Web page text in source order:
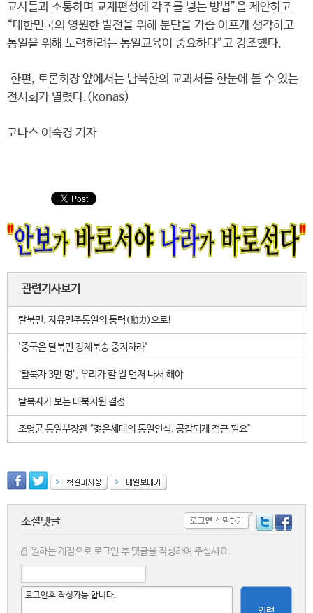
교사들과 소통하며 교재편성에 각주를 넣는 방법”을 제안하고
“대한민국의 영원한 발전을 위해 분단을 가슴 아프게 생각하고
통일을 위해 노력하려는 통일교육이 중요하다”고 강조했다.
한편, 토론회장 앞에서는 남북한의 교과서를 한눈에 볼 수 있는
전시회가 열렸다.(konas)
코나스 이숙경 기자
관련기사보기
탈북민, 자유민주통일의 동력(動力)으로!
'중국은 탈북민 강제북송 중지하라'
‘탈북자 3만 명’, 우리가 할 일 먼저 나서 해야
탈북자가 보는 대북지원 결정
조명균 통일부장관 “젊은세대의 통일인식, 공감되게 접근 필요"
소셜댓글
원하는 계정으로 로그인 후 댓글을 작성하여 주십시요.